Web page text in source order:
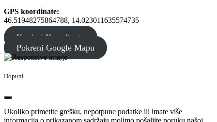
GPS koordinate:
46.51948275864788, 14.023011635574735
Kopiraj Koordinate
Pokreni Google Mapu
Dopuni
Ukoliko primetite grešku, nepotpune podatke ili imate više